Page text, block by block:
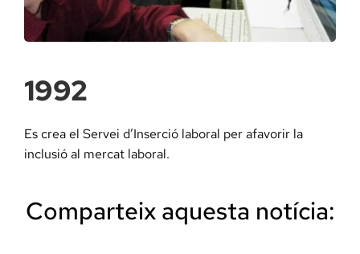
Àmbit
1992
Es crea el Servei d’Inserció laboral per afavorir la
inclusió al mercat laboral.
Comparteix aquesta notícia: